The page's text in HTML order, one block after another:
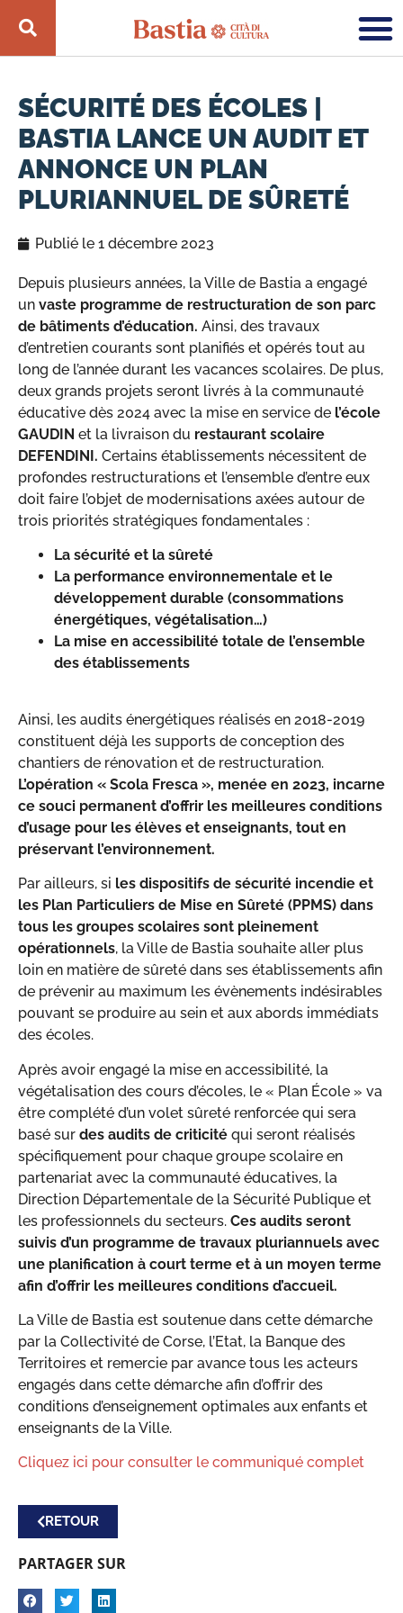
SÉCURITÉ DES ÉCOLES |
BASTIA LANCE UN AUDIT ET
ANNONCE UN PLAN
PLURIANNUEL DE SÛRETÉ
Publié le 1 décembre 2023
Depuis plusieurs années, la Ville de Bastia a engagé
un vaste programme de restructuration de son parc
de bâtiments d’éducation. Ainsi, des travaux
d’entretien courants sont planifiés et opérés tout au
long de l’année durant les vacances scolaires. De plus,
deux grands projets seront livrés à la communauté
éducative dès 2024 avec la mise en service de l’école
GAUDIN et la livraison du restaurant scolaire
DEFENDINI. Certains établissements nécessitent de
profondes restructurations et l’ensemble d’entre eux
doit faire l’objet de modernisations axées autour de
trois priorités stratégiques fondamentales :
La sécurité et la sûreté
La performance environnementale et le
développement durable (consommations
énergétiques, végétalisation…)
La mise en accessibilité totale de l’ensemble
des établissements
Ainsi, les audits énergétiques réalisés en 2018-2019
constituent déjà les supports de conception des
chantiers de rénovation et de restructuration.
L’opération « Scola Fresca », menée en 2023, incarne
ce souci permanent d’offrir les meilleures conditions
d’usage pour les élèves et enseignants, tout en
préservant l’environnement.
Par ailleurs, si les dispositifs de sécurité incendie et
les Plan Particuliers de Mise en Sûreté (PPMS) dans
tous les groupes scolaires sont pleinement
opérationnels, la Ville de Bastia souhaite aller plus
loin en matière de sûreté dans ses établissements afin
de prévenir au maximum les évènements indésirables
pouvant se produire au sein et aux abords immédiats
des écoles.
Après avoir engagé la mise en accessibilité, la
végétalisation des cours d’écoles, le « Plan École » va
être complété d’un volet sûreté renforcée qui sera
basé sur des audits de criticité qui seront réalisés
spécifiquement pour chaque groupe scolaire en
partenariat avec la communauté éducatives, la
Direction Départementale de la Sécurité Publique et
les professionnels du secteurs. Ces audits seront
suivis d’un programme de travaux pluriannuels avec
une planification à court terme et à un moyen terme
afin d’offrir les meilleures conditions d’accueil.
La Ville de Bastia est soutenue dans cette démarche
par la Collectivité de Corse, l’Etat, la Banque des
Territoires et remercie par avance tous les acteurs
engagés dans cette démarche afin d’offrir des
conditions d’enseignement optimales aux enfants et
enseignants de la Ville.
Cliquez ici pour consulter le communiqué complet
RETOUR
PARTAGER SUR